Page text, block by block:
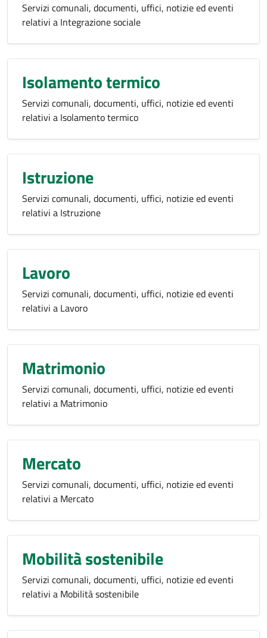
Servizi comunali, documenti, uffici, notizie ed eventi
relativi a Integrazione sociale
Isolamento termico
Servizi comunali, documenti, uffici, notizie ed eventi
relativi a Isolamento termico
Istruzione
Servizi comunali, documenti, uffici, notizie ed eventi
relativi a Istruzione
Lavoro
Servizi comunali, documenti, uffici, notizie ed eventi
relativi a Lavoro
Matrimonio
Servizi comunali, documenti, uffici, notizie ed eventi
relativi a Matrimonio
Mercato
Servizi comunali, documenti, uffici, notizie ed eventi
relativi a Mercato
Mobilità sostenibile
Servizi comunali, documenti, uffici, notizie ed eventi
relativi a Mobilità sostenibile